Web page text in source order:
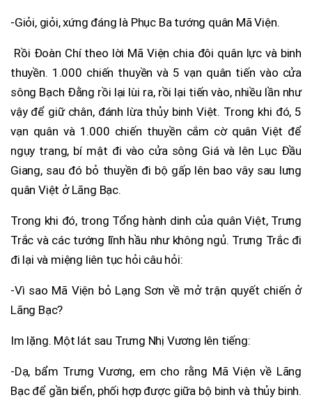
-Giỏi, giỏi, xứng đáng là Phục Ba tướng quân Mã Viện.
Rồi Đoàn Chí theo lời Mã Viện chia đôi quân lực và binh
thuyền. 1.000 chiến thuyền và 5 vạn quân tiến vào cửa
sông Bạch Đằng rồi lại lùi ra, rồi lại tiến vào, nhiều lần như
vậy để giữ chân, đánh lừa thủy binh Việt. Trong khi đó, 5
vạn quân và 1.000 chiến thuyền cắm cờ quân Việt để
ngụy trang, bí mật đi vào cửa sông Giá và lên Lục Đầu
Giang, sau đó bỏ thuyền đi bộ gấp lên bao vây sau lưng
quân Việt ở Lãng Bạc.
Trong khi đó, trong Tổng hành dinh của quân Việt, Trưng
Trắc và các tướng lĩnh hầu như không ngủ. Trưng Trắc đi
đi lại và miệng liên tục hỏi câu hỏi:
-Vì sao Mã Viện bỏ Lạng Sơn về mở trận quyết chiến ở
Lãng Bạc?
Im lặng. Một lát sau Trưng Nhị Vương lên tiếng:
-Dạ, bẩm Trưng Vương, em cho rằng Mã Viện về Lãng
Bạc để gần biển, phối hợp được giữa bộ binh và thủy binh.